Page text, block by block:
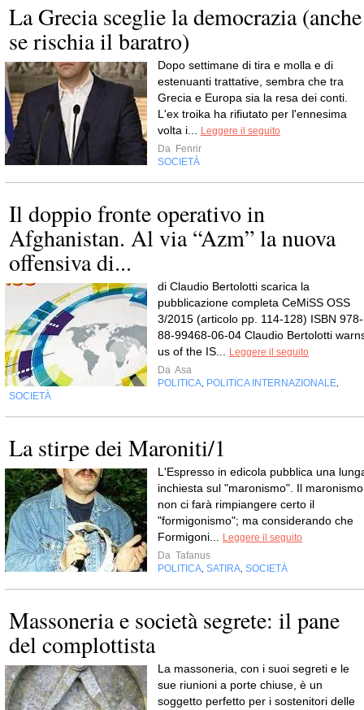
La Grecia sceglie la democrazia (anche
se rischia il baratro)
Dopo settimane di tira e molla e di
estenuanti trattative, sembra che tra
Grecia e Europa sia la resa dei conti.
L'ex troika ha rifiutato per l'ennesima
volta i...
Leggere il seguito
Da Fenrir
SOCIETÀ
Il doppio fronte operativo in
Afghanistan. Al via “Azm” la nuova
offensiva di...
di Claudio Bertolotti scarica la
pubblicazione completa CeMiSS OSS
3/2015 (articolo pp. 114-128) ISBN 978-
88-99468-06-04 Claudio Bertolotti
us of the IS...
Leggere il seguito
Da Asa
POLITICA POLITICA INTERNAZIONALE
SOCIETÀ
La stirpe dei Maroniti/1
L'Espresso in edicola pubblica una
inchiesta sul "maronismo". Il maronismo
non ci farà rimpiangere certo il
"formigonismo"; ma considerando che
Formigoni...
Leggere il seguito
Da Tafanus
POLITICA SATIRA SOCIETÀ
Massoneria e società segrete: il pane
del complottista
La massoneria, con i suoi segreti e le
sue riunioni a porte chiuse, è un
soggetto perfetto per i sostenitori delle